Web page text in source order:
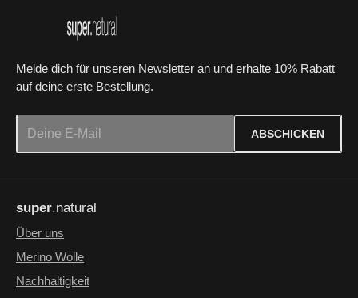
Melde dich für unseren Newsletter an und erhalte 10% Rabatt
auf deine erste Bestellung.
ABSCHICKEN
genommen und die
einverstanden.
Die mit einem Stern (*) markierten Felder sind Pflichtfelder.
super.natural
Über uns
Merino Wolle
Nachhaltigkeit